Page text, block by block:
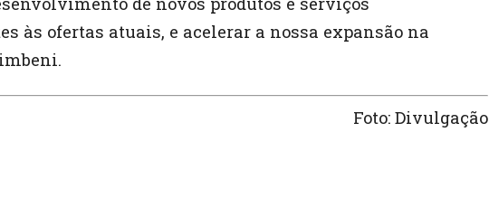
às ofertas atuais, e acelerar a nossa expansão na
Foto: Divulgação